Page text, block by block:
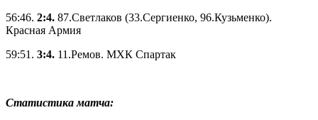
56:46. 2:4. 87.Светлаков (33.Сергиенко, 96.Кузьменко).
Красная Армия
59:51. 3:4. 11.Ремов. МХК Спартак
Статистика матча: